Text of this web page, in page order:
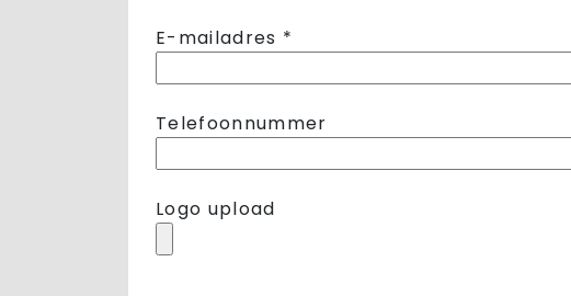
E-mailadres *
Telefoonnummer
Logo upload